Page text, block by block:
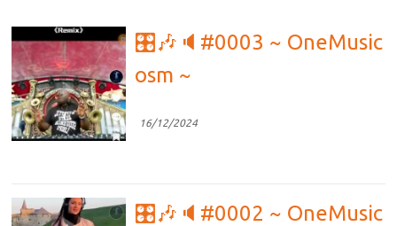
🎛🎶🔈#0003 ~ OneMusic
osm ~
16/12/2024
🎛🎶🔈#0002 ~ OneMusic